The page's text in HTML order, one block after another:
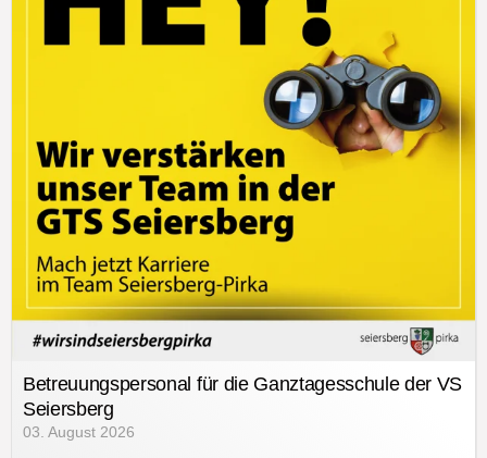
Betreuungspersonal für die Ganztagesschule der VS
Seiersberg
03. August 2026